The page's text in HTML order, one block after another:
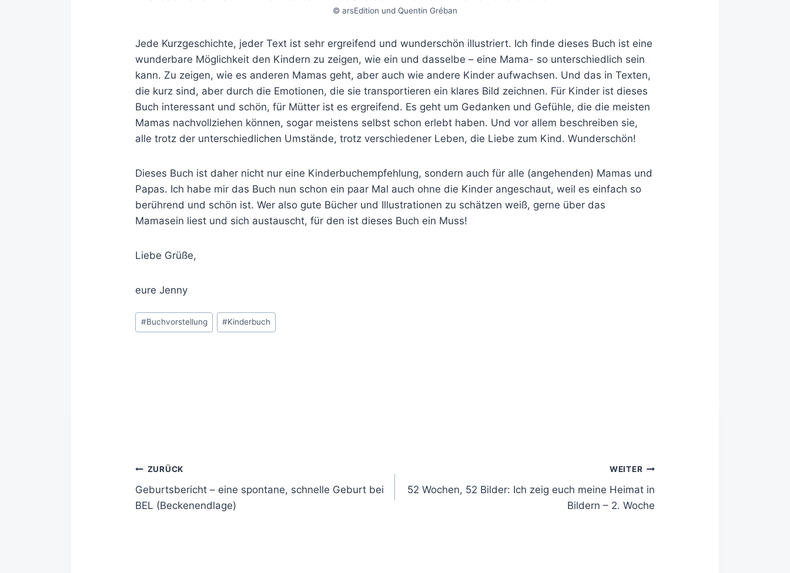
© arsEdition und Quentin Gréban
Jede Kurzgeschichte, jeder Text ist sehr ergreifend und wunderschön illustriert. Ich finde dieses Buch ist eine
wunderbare Möglichkeit den Kindern zu zeigen, wie ein und dasselbe – eine Mama- so unterschiedlich sein
kann. Zu zeigen, wie es anderen Mamas geht, aber auch wie andere Kinder aufwachsen. Und das in Texten,
die kurz sind, aber durch die Emotionen, die sie transportieren ein klares Bild zeichnen. Für Kinder ist dieses
Buch interessant und schön, für Mütter ist es ergreifend. Es geht um Gedanken und Gefühle, die die meisten
Mamas nachvollziehen können, sogar meistens selbst schon erlebt haben. Und vor allem beschreiben sie,
alle trotz der unterschiedlichen Umstände, trotz verschiedener Leben, die Liebe zum Kind. Wunderschön!
Dieses Buch ist daher nicht nur eine Kinderbuchempfehlung, sondern auch für alle (angehenden) Mamas und
Papas. Ich habe mir das Buch nun schon ein paar Mal auch ohne die Kinder angeschaut, weil es einfach so
berührend und schön ist. Wer also gute Bücher und Illustrationen zu schätzen weiß, gerne über das
Mamasein liest und sich austauscht, für den ist dieses Buch ein Muss!
Liebe Grüße,
eure Jenny
#Buchvorstellung #Kinderbuch
ZURÜCK
Geburtsbericht – eine spontane, schnelle Geburt bei
BEL (Beckenendlage)
WEITER
52 Wochen, 52 Bilder: Ich zeig euch meine Heimat in
Bildern – 2. Woche